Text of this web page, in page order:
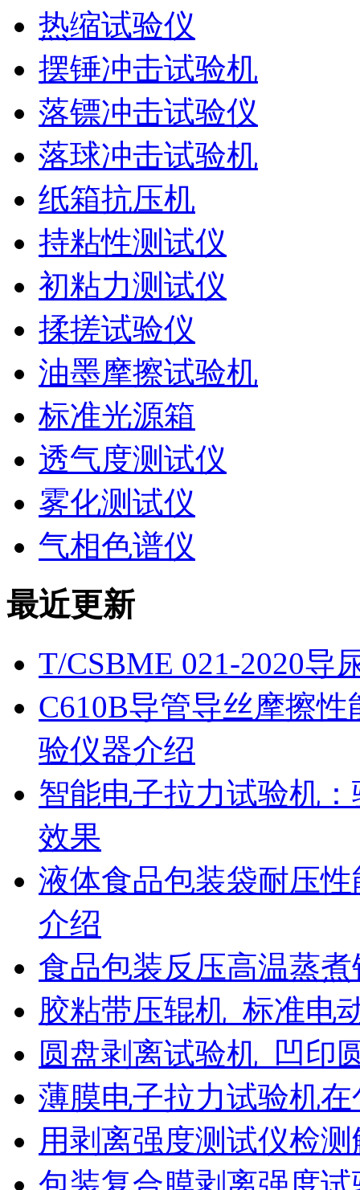
热缩试验仪
摆锤冲击试验机
落镖冲击试验仪
落球冲击试验机
纸箱抗压机
持粘性测试仪
初粘力测试仪
揉搓试验仪
油墨摩擦试验机
标准光源箱
透气度测试仪
雾化测试仪
气相色谱仪
最近更新
T/CSBME 021-2020导
C610B导管导丝摩擦
验仪器介绍
智能电子拉力试验机
效果
液体食品包装袋耐压
介绍
食品包装反压高温蒸
胶粘带压辊机_标准电
圆盘剥离试验机_凹印
薄膜电子拉力试验机
用剥离强度测试仪检